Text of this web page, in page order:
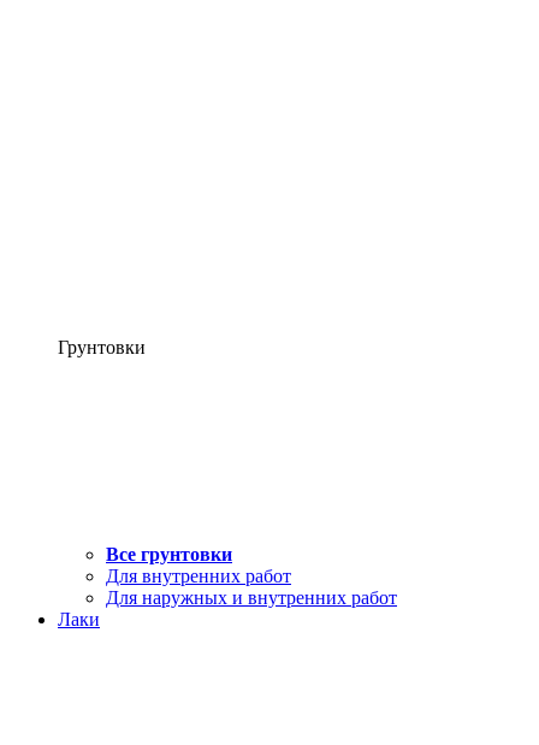
Грунтовки
Все грунтовки
Для внутренних работ
Для наружных и внутренних работ
Лаки